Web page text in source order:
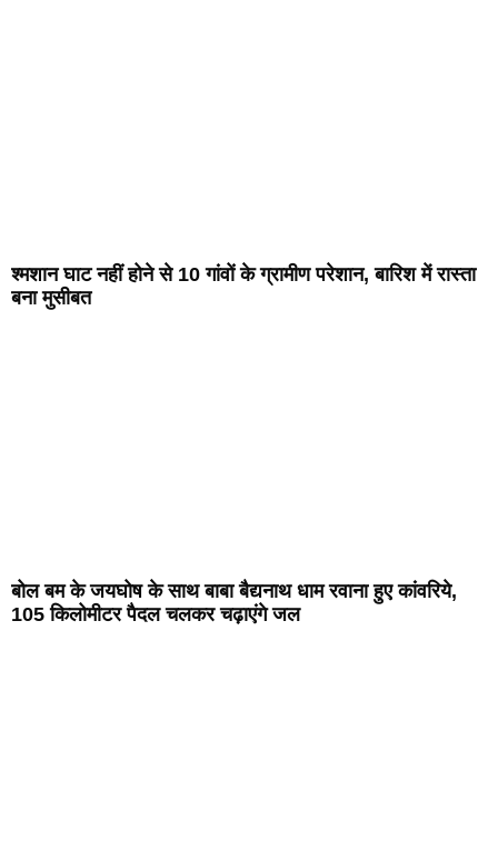
श्मशान घाट नहीं होने से 10 गांवों के ग्रामीण परेशान, बारिश में रास्ता
बना मुसीबत
बोल बम के जयघोष के साथ बाबा बैद्यनाथ धाम रवाना हुए कांवरिये,
105 किलोमीटर पैदल चलकर चढ़ाएंगे जल